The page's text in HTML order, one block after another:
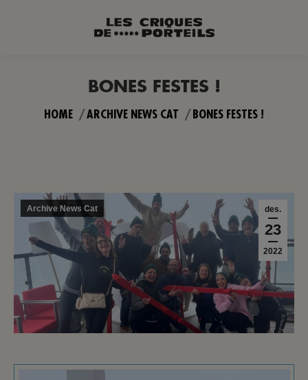
BONES FESTES !
You are here:
HOME ARCHIVE NEWS CAT BONES FESTES !
des.
23
2022
Archive News Cat